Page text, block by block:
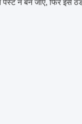
न बन जाए, फिर इसे